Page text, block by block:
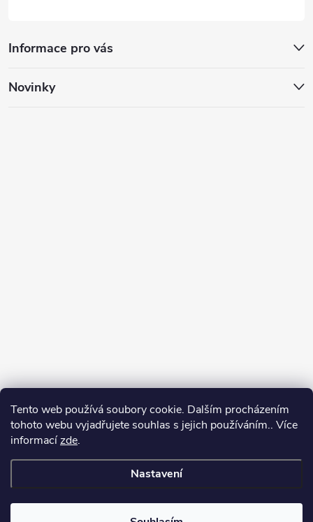
Tento web používá soubory cookie. Dalším procházením
tohoto webu vyjadřujete souhlas s jejich používáním.. Více
informacízde.
Nastavení
Informace pro vás
Novinky
Copyright 2026Můj e-shop. Všechna práva vyhrazena.